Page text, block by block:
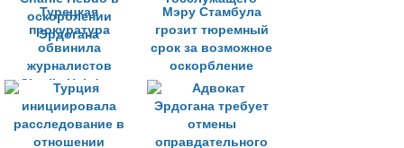
Турецкая
прокуратура
обвинила
журналистов
Charlie Hebdo в
оскорблении
Эрдогана
Мэру Стамбула
грозит тюремный
срок за возможное
оскорбление
госслужащего